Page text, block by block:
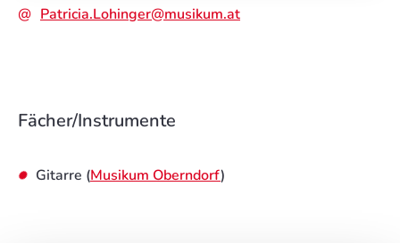
Patricia.Lohinger@musikum.at
Fächer/Instrumente
Gitarre (Musikum Oberndorf)